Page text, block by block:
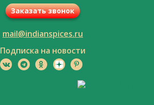
Заказать звонок
mail@indianspices.ru
Подписка на новости